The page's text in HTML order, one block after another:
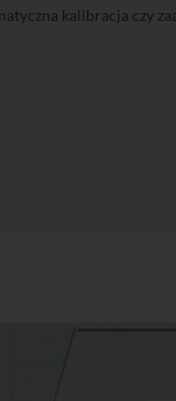
kalibracja czy